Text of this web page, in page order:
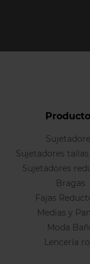
Sujetadores
Sujetadores
Bragas
Fajas
Medias y
Moda
Lencería